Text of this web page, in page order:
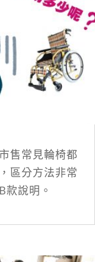
售常見輪椅都
區分方法非常
說明。